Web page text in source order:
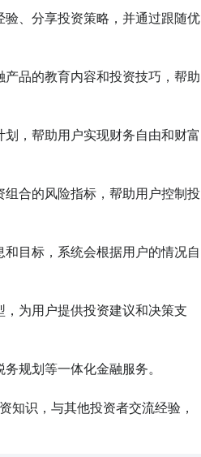
、分享投资策略，并通过跟随优
品的教育内容和投资技巧，帮助
，帮助用户实现财务自由和财富
合的风险指标，帮助用户控制投
目标，系统会根据用户的情况自
为用户提供投资建议和决策支
规划等一体化金融服务。
知识，与其他投资者交流经验，